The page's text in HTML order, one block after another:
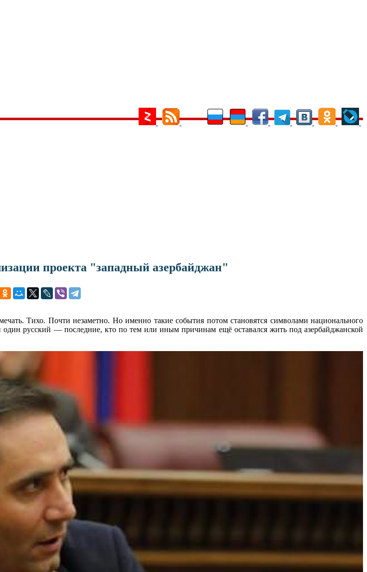
проекта "западный aзербайджан"
Тихо. Почти незаметно. Но именно такие события потом становятся символами национального
русский — последние, кто по тем или иным причинам ещё оставался жить под азербайджанской